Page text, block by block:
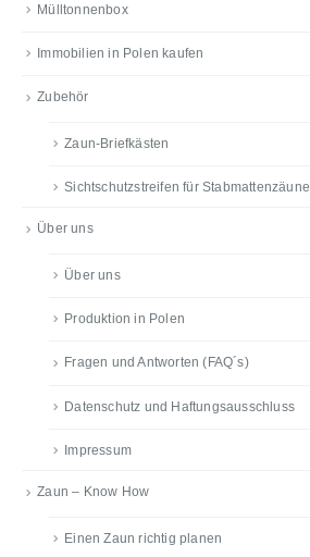
Mülltonnenbox
Immobilien in Polen kaufen
Zubehör
Zaun-Briefkästen
Sichtschutzstreifen für Stabmattenzäune
Über uns
Über uns
Produktion in Polen
Fragen und Antworten (FAQ´s)
Datenschutz und Haftungsausschluss
Impressum
Zaun – Know How
Einen Zaun richtig planen